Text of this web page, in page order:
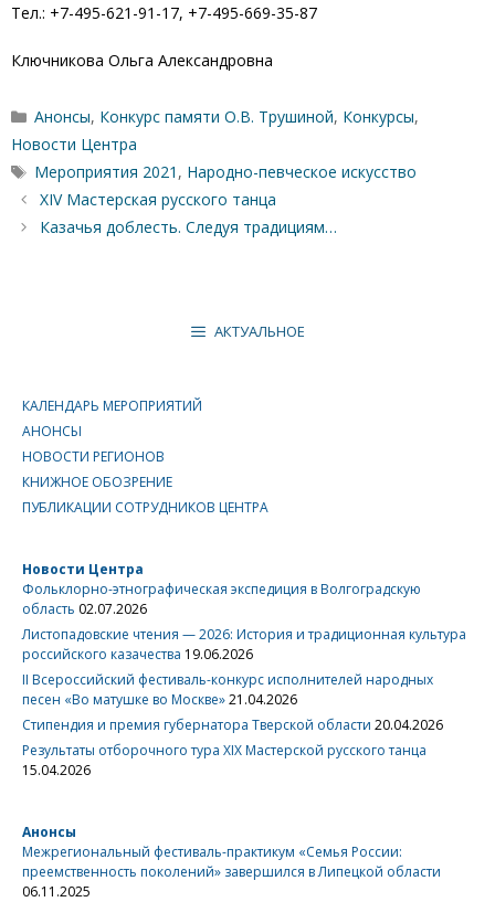
Тел.: +7-495-621-91-17, +7-495-669-35-87
Ключникова Ольга Александровна
Рубрики
Анонсы, Конкурс памяти О.В. Трушиной, Конкурсы,
Новости Центра
Метки
Мероприятия 2021 , Народно-певческое искусство
XIV Мастерская русского танца
Казачья доблесть. Следуя традициям…
АКТУАЛЬНОЕ
КАЛЕНДАРЬ МЕРОПРИЯТИЙ
АНОНСЫ
НОВОСТИ РЕГИОНОВ
КНИЖНОЕ ОБОЗРЕНИЕ
ПУБЛИКАЦИИ СОТРУДНИКОВ ЦЕНТРА
Новости Центра
Фольклорно-этнографическая экспедиция в Волгоградскую
область 02.07.2026
Листопадовские чтения — 2026: История и традиционная культура
российского казачества 19.06.2026
II Всероссийский фестиваль-конкурс исполнителей народных
песен «Во матушке во Москве»21.04.2026
Стипендия и премия губернатора Тверской области 20.04.2026
Результаты отборочного тура XIX Мастерской русского танца
15.04.2026
Анонсы
Межрегиональный фестиваль-практикум «Семья России:
преемственность поколений» завершился в Липецкой области
06.11.2025